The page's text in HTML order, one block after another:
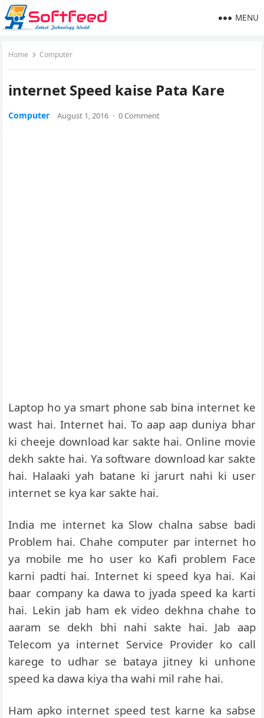
MENU
Home Computer
internet Speed kaise Pata Kare
Computer August 1, 2016 · 0 Comment
Laptop ho ya smart phone sab bina internet ke
wast hai. Internet hai. To aap aap duniya bhar
ki cheeje download kar sakte hai. Online movie
dekh sakte hai. Ya software download kar sakte
hai. Halaaki yah batane ki jarurt nahi ki user
internet se kya kar sakte hai.
India me internet ka Slow chalna sabse badi
Problem hai. Chahe computer par internet ho
ya mobile me ho user ko Kafi problem Face
karni padti hai. Internet ki speed kya hai. Kai
baar company ka dawa to jyada speed ka karti
hai. Lekin jab ham ek video dekhna chahe to
aaram se dekh bhi nahi sakte hai. Jab aap
Telecom ya internet Service Provider ko call
karege to udhar se bataya jitney ki unhone
speed ka dawa kiya tha wahi mil rahe hai.
Ham apko internet speed test karne ka sabse